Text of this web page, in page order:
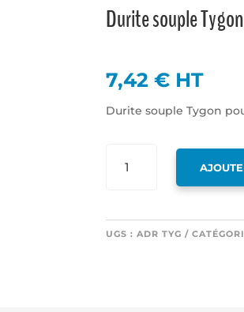
Durite souple
7,42€ HT
Durite souple Tygon
UGS :ADR TYG